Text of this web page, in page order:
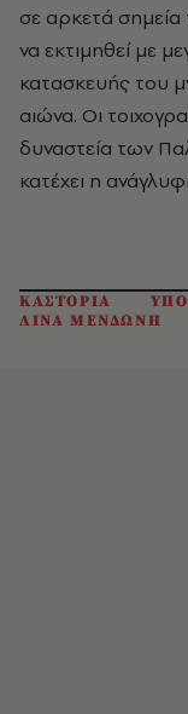
σε αρκετά
να εκτιμηθεί με
κατασκευής του
αιώνα. Οι
δυναστεία των
κατέχει η
ΚΑΣΤΟΡΙΑ
ΛΙΝΑ ΜΕΝΔΩΝΗ